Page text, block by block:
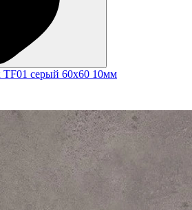
серый 60x60 10мм